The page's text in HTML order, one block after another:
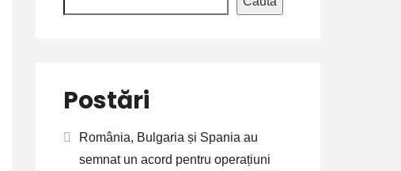
Postări
România, Bulgaria și Spania au
semnat un acord pentru operațiuni